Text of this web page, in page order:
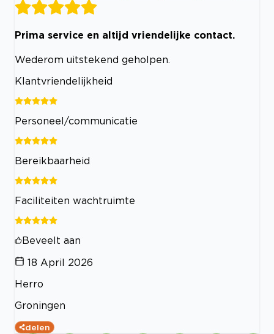
Prima service en altijd vriendelijke contact.
Wederom uitstekend geholpen.
Klantvriendelijkheid
Personeel/communicatie
Bereikbaarheid
Faciliteiten wachtruimte
Beveelt aan
18 April 2026
Herro
Groningen
delen